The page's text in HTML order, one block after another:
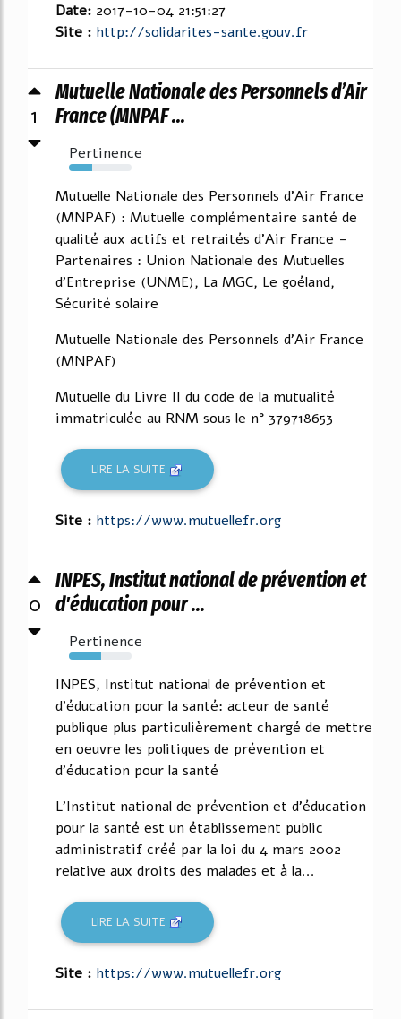
Date: 2017-10-04 21:51:27
Site : http://solidarites-sante.gouv.fr
1
Mutuelle Nationale des Personnels d’Air
France (MNPAF ...
Pertinence
37%
Mutuelle Nationale des Personnels d'Air France
(MNPAF) : Mutuelle complémentaire santé de
qualité aux actifs et retraités d'Air France -
Partenaires : Union Nationale des Mutuelles
d'Entreprise (UNME), La MGC, Le goéland,
Sécurité solaire
Mutuelle Nationale des Personnels d'Air France
(MNPAF)
Mutuelle du Livre II du code de la mutualité
immatriculée au RNM sous le n° 379718653
LIRE LA SUITE
Site : https://www.mutuellefr.org
0
INPES, Institut national de prévention et
d'éducation pour ...
Pertinence
52%
INPES, Institut national de prévention et
d'éducation pour la santé: acteur de santé
publique plus particulièrement chargé de mettre
en oeuvre les politiques de prévention et
d'éducation pour la santé
L'Institut national de prévention et d'éducation
pour la santé est un établissement public
administratif créé par la loi du 4 mars 2002
relative aux droits des malades et à la...
LIRE LA SUITE
Site : https://www.mutuellefr.org